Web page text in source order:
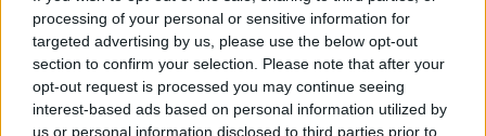
processing of your personal or sensitive information for
targeted advertising by us, please use the below opt-out
section to confirm your selection. Please note that after your
opt-out request is processed you may continue seeing
interest-based ads based on personal information utilized by
us or personal information disclosed to third parties prior to
kapcsolódik)
00:52:15 – A hét bosszantó történése
00:59:40 – A hét másik vetítésélménye